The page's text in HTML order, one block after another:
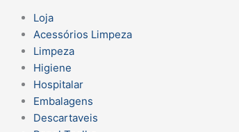
Loja
Acessórios Limpeza
Limpeza
Higiene
Hospitalar
Embalagens
Descartaveis